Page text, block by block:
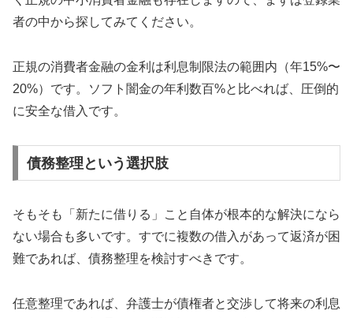
者の中から探してみてください。
正規の消費者金融の金利は利息制限法の範囲内（年15%〜
20%）です。ソフト闇金の年利数百%と比べれば、圧倒的
に安全な借入です。
債務整理という選択肢
そもそも「新たに借りる」こと自体が根本的な解決になら
ない場合も多いです。すでに複数の借入があって返済が困
難であれば、債務整理を検討すべきです。
任意整理であれば、弁護士が債権者と交渉して将来の利息